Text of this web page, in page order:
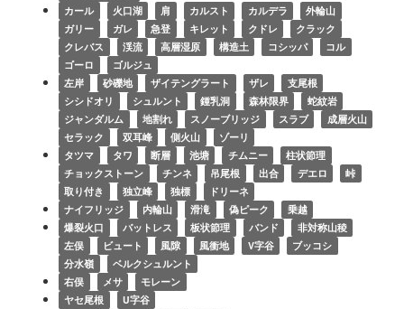
カール
火口湖 肩 カルスト カルデラ
外輪山
ガリー
ガレ 急登 キレット クドレ
クラック
クレバス
渓流 高層湿原 構造土 コシッパ
コル
ゴーロ
ゴルジュ
左岸
砂礫地 ザイテングラート ザレ
支尾根
シシドオリ
シュルント 鍾乳洞 森林限界
蛇紋岩
ジャンダルム
地割れ スノーブリッジ スラブ
成層火山
セラック
双耳峰 側火山
ゾーリ
タツマ
タワ 断層 池塘 チムニー
柱状節理
チョックストーン
チンネ 吊尾根 出合 デエロ
峠
取り付き
独立峰 独標
ドリーネ
ナイフリッジ
内輪山 滑滝 偽ピーク
乗越
爆裂火口
バットレス 板状節理 バンド
非対称山稜
左俣
ビュート 風隙 風衝地 V字谷
ブッコシ
分水嶺
ベルクシュルント
右俣
メサ
モレーン
ヤセ尾根
U字谷